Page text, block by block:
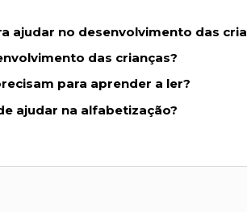
ajudar no desenvolvimento das
das crianças?
para aprender a ler?
ajudar na alfabetização?